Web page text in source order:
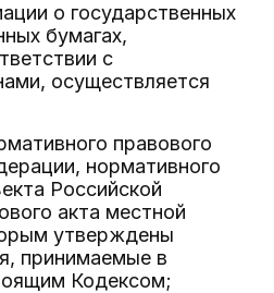
о государственных
бумагах,
с
осуществляется
правового
нормативного
Российской
акта местной
утверждены
принимаемые в
Кодексом;